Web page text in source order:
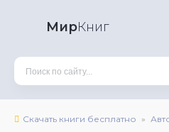
МирКниг
Скачать книги бесплатно